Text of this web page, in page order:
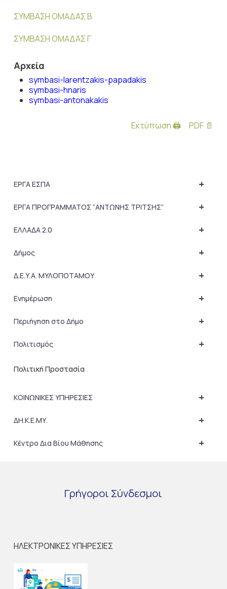
ΣΥΜΒΑΣΗ ΟΜΑΔΑΣ Β
ΣΥΜΒΑΣΗ ΟΜΑΔΑΣ Γ
Αρχεία
symbasi-larentzakis-papadakis
symbasi-hnaris
symbasi-antonakakis
Εκτύπωση 🖨 PDF 📄
+
ΕΡΓΑ ΕΣΠΑ
+
ΕΡΓΑ ΠΡΟΓΡΑΜΜΑΤΟΣ “ΑΝΤΩΝΗΣ ΤΡΙΤΣΗΣ”
+
ΕΛΛΑΔΑ 2.0
+
Δήμος
+
Δ.Ε.Υ.Α. ΜΥΛΟΠΟΤΑΜΟΥ
+
Ενημέρωση
+
Περιήγηση στο Δήμο
+
Πολιτισμός
Πολιτική Προστασία
+
ΚΟΙΝΩΝΙΚΕΣ ΥΠΗΡΕΣΙΕΣ
+
ΔΗ.Κ.Ε.ΜΥ.
+
Κέντρο Δια Βίου Μάθησης
Γρήγοροι Σύνδεσμοι
ΗΛΕΚΤΡΟΝΙΚΕΣ ΥΠΗΡΕΣΙΕΣ